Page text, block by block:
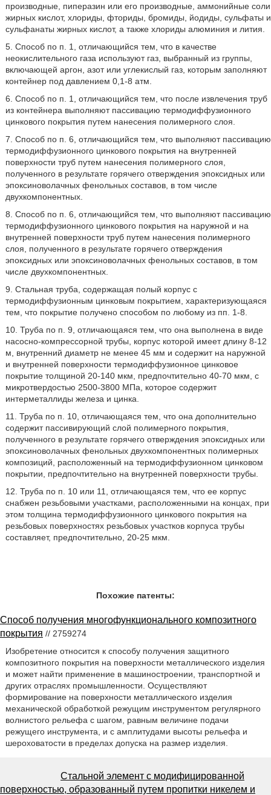
производные, пиперазин или его производные, аммонийные соли
жирных кислот, хлориды, фториды, бромиды, йодиды, сульфаты и
сульфанаты жирных кислот, а также хлориды алюминия и лития.
5. Способ по п. 1, отличающийся тем, что в качестве
неокислительного газа используют газ, выбранный из группы,
включающей аргон, азот или углекислый газ, которым заполняют
контейнер под давлением 0,1-8 атм.
6. Способ по п. 1, отличающийся тем, что после извлечения труб
из контейнера выполняют пассивацию термодиффузионного
цинкового покрытия путем нанесения полимерного слоя.
7. Способ по п. 6, отличающийся тем, что выполняют пассивацию
термодиффузионного цинкового покрытия на внутренней
поверхности труб путем нанесения полимерного слоя,
полученного в результате горячего отверждения эпоксидных или
эпоксиноволачных фенольных составов, в том числе
двухкомпонентных.
8. Способ по п. 6, отличающийся тем, что выполняют пассивацию
термодиффузионного цинкового покрытия на наружной и на
внутренней поверхности труб путем нанесения полимерного
слоя, полученного в результате горячего отверждения
эпоксидных или эпоксиноволачных фенольных составов, в том
числе двухкомпонентных.
9. Стальная труба, содержащая полый корпус с
термодиффузионным цинковым покрытием, характеризующаяся
тем, что покрытие получено способом по любому из пп. 1-8.
10. Труба по п. 9, отличающаяся тем, что она выполнена в виде
насосно-компрессорной трубы, корпус которой имеет длину 8-12
м, внутренний диаметр не менее 45 мм и содержит на наружной
и внутренней поверхности термодиффузионное цинковое
покрытие толщиной 20-140 мкм, предпочтительно 40-70 мкм, с
микротвердостью 2500-3800 МПа, которое содержит
интерметаллиды железа и цинка.
11. Труба по п. 10, отличающаяся тем, что она дополнительно
содержит пассивирующий слой полимерного покрытия,
полученного в результате горячего отверждения эпоксидных или
эпоксиноволачных фенольных двухкомпонентных полимерных
композиций, расположенный на термодиффузионном цинковом
покрытии, предпочтительно на внутренней поверхности трубы.
12. Труба по п. 10 или 11, отличающаяся тем, что ее корпус
снабжен резьбовыми участками, расположенными на концах, при
этом толщина термодиффузионного цинкового покрытия на
резьбовых поверхностях резьбовых участков корпуса трубы
составляет, предпочтительно, 20-25 мкм.
Похожие патенты:
Способ получения многофункционального композитного
покрытия // 2759274
Изобретение относится к способу получения защитного
композитного покрытия на поверхности металлического изделия
и может найти применение в машиностроении, транспортной и
других отраслях промышленности. Осуществляют
формирование на поверхности металлического изделия
механической обработкой режущим инструментом регулярного
волнистого рельефа с шагом, равным величине подачи
режущего инструмента, и с амплитудами высоты рельефа и
шероховатости в пределах допуска на размер изделия.
Стальной элемент с модифицированной
поверхностью, образованный путем пропитки никелем и